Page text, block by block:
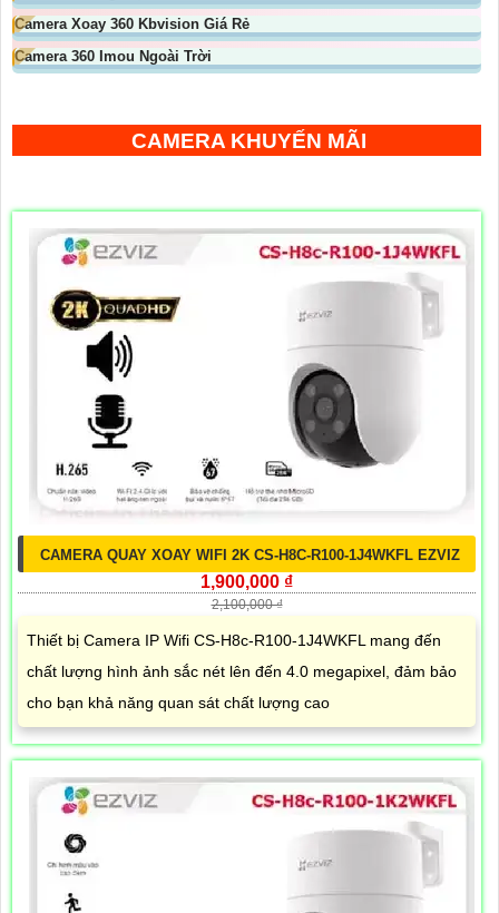
Camera Xoay 360 Kbvision Giá Rẻ
Camera 360 Imou Ngoài Trời
CAMERA KHUYẾN MÃI
CAMERA QUAY XOAY WIFI 2K CS-H8C-R100-1J4WKFL EZVIZ
1,900,000 ₫
2,100,000 ₫
Thiết bị Camera IP Wifi CS-H8c-R100-1J4WKFL mang đến
chất lượng hình ảnh sắc nét lên đến 4.0 megapixel, đảm bảo
cho bạn khả năng quan sát chất lượng cao